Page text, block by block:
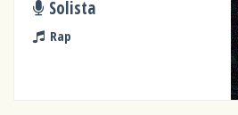
Solista
Rap